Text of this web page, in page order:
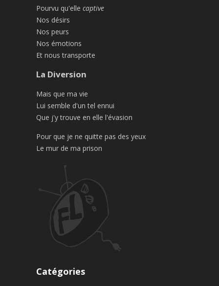
Pourvu qu'elle captive
Nos désirs
Nos peurs
Nos émotions
Et nous transporte
La Diversion
Mais que ma vie
Lui semble d'un tel ennui
Que j'y trouve en elle l'évasion
Pour que je ne quitte pas des yeux
Le mur de ma prison
Catégories